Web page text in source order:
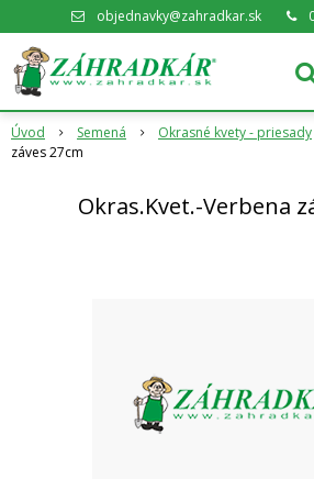
objednavky@zahradkar.sk
Úvod Semená Okrasné kvety - priesady
záves 27cm
Okras.Kvet.-Verbena